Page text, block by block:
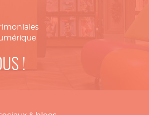
!